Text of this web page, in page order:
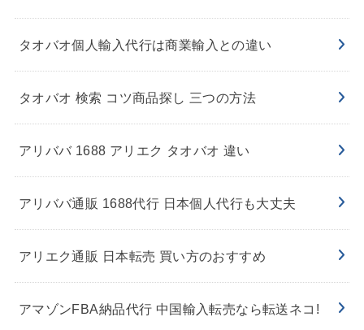
タオバオ個人輸入代行は商業輸入との違い
タオバオ 検索 コツ商品探し 三つの方法
アリババ 1688 アリエク タオバオ 違い
アリババ通販 1688代行 日本個人代行も大丈夫
アリエク通販 日本転売 買い方のおすすめ
アマゾンFBA納品代行 中国輸入転売なら転送ネコ!